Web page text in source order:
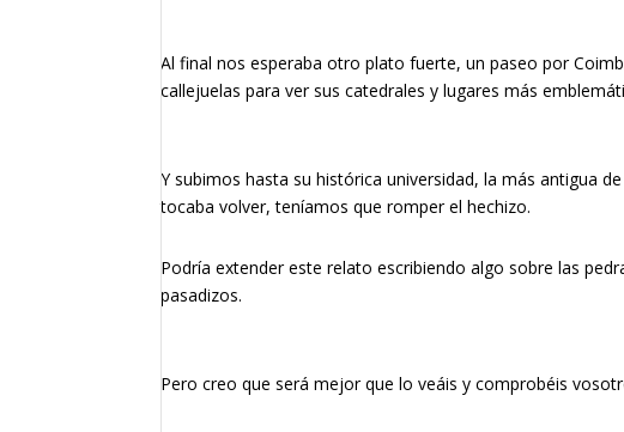
Al final nos esperaba otro plato fuerte, un paseo por
callejuelas para ver sus catedrales y lugares más
Y subimos hasta su histórica universidad, la más antigua
tocaba volver, teníamos que romper el hechizo.
Podría extender este relato escribiendo algo sobre las
pasadizos.
Pero creo que será mejor que lo veáis y comprobéis